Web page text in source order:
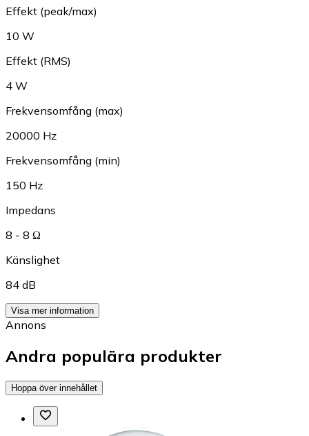
Effekt (peak/max)
10 W
Effekt (RMS)
4 W
Frekvensomfång (max)
20000 Hz
Frekvensomfång (min)
150 Hz
Impedans
8 - 8 Ω
Känslighet
84 dB
Visa mer information
Annons
Andra populära produkter
Hoppa över innehållet